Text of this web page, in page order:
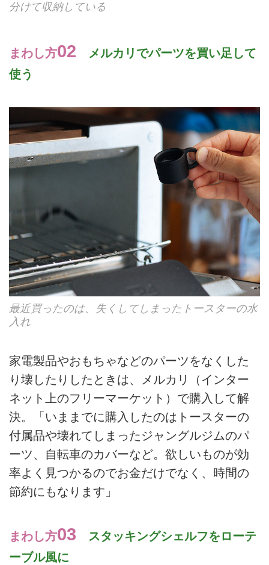
分けて収納している
まわし方02
メルカリでパーツを買い足して
使う
最近買ったのは、失くしてしまったトースターの水
入れ
家電製品やおもちゃなどのパーツをなくした
り壊したりしたときは、メルカリ（インター
ネット上のフリーマーケット）で購入して解
決。「いままでに購入したのはトースターの
付属品や壊れてしまったジャングルジムのパ
ーツ、自転車のカバーなど。欲しいものが効
率よく見つかるのでお金だけでなく、時間の
節約にもなります」
まわし方03
スタッキングシェルフをローテ
ーブル風に